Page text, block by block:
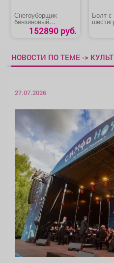
Снегоуборщик
бензиновый
«CHAMPION
STT1170E» на
152890 руб.
Болт с
НОВОСТИ ПО ТЕМЕ ->
27.07.2026